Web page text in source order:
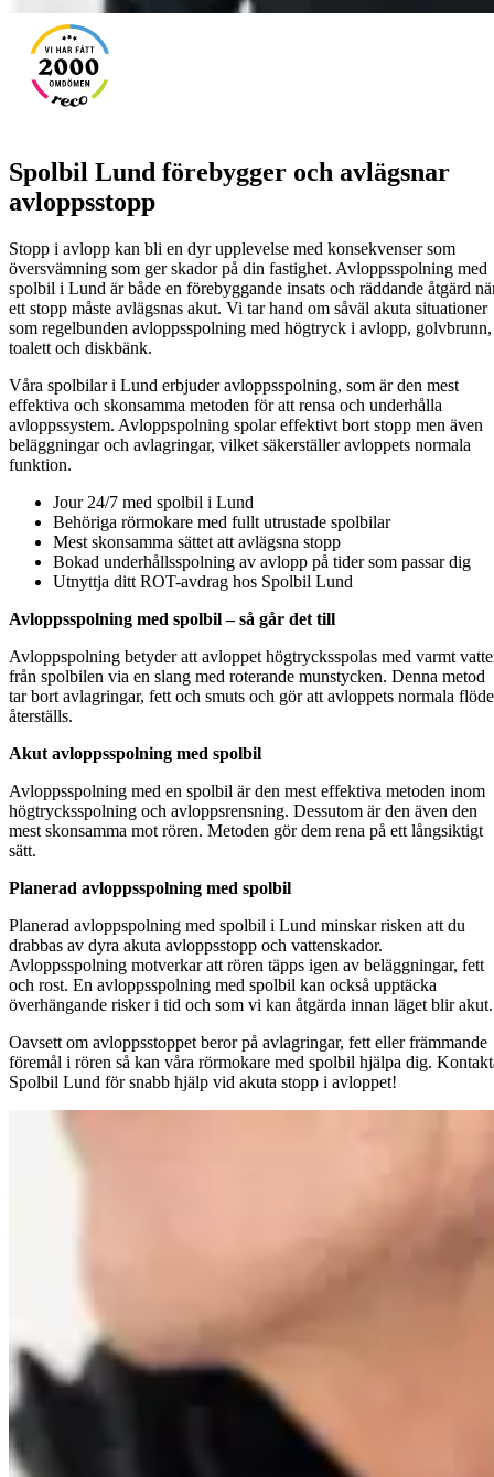
Spolbil Lund förebygger och avlägsnar
avloppsstopp
Stopp i avlopp kan bli en dyr upplevelse med konsekvenser som
översvämning som ger skador på din fastighet. Avloppsspolning med
spolbil i Lund är både en förebyggande insats och räddande åtgärd
ett stopp måste avlägsnas akut. Vi tar hand om såväl akuta situationer
som regelbunden avloppsspolning med högtryck i avlopp, golvbrunn,
toalett och diskbänk.
Våra spolbilar i Lund erbjuder avloppsspolning, som är den mest
effektiva och skonsamma metoden för att rensa och underhålla
avloppssystem. Avloppspolning spolar effektivt bort stopp men även
beläggningar och avlagringar, vilket säkerställer avloppets normala
funktion.
Jour 24/7 med spolbil i Lund
Behöriga rörmokare med fullt utrustade spolbilar
Mest skonsamma sättet att avlägsna stopp
Bokad underhållsspolning av avlopp på tider som passar dig
Utnyttja ditt ROT-avdrag hos Spolbil Lund
Avloppsspolning med spolbil – så går det till
Avloppspolning betyder att avloppet högtrycksspolas med varmt
från spolbilen via en slang med roterande munstycken. Denna metod
tar bort avlagringar, fett och smuts och gör att avloppets normala flöde
återställs.
Akut avloppsspolning med spolbil
Avloppsspolning med en spolbil är den mest effektiva metoden inom
högtrycksspolning och avloppsrensning. Dessutom är den även den
mest skonsamma mot rören. Metoden gör dem rena på ett långsiktigt
sätt.
Planerad avloppsspolning med spolbil
Planerad avloppspolning med spolbil i Lund minskar risken att du
drabbas av dyra akuta avloppsstopp och vattenskador.
Avloppsspolning motverkar att rören täpps igen av beläggningar, fett
och rost. En avloppsspolning med spolbil kan också upptäcka
överhängande risker i tid och som vi kan åtgärda innan läget blir akut.
Oavsett om avloppsstoppet beror på avlagringar, fett eller främmande
föremål i rören så kan våra rörmokare med spolbil hjälpa dig.
Spolbil Lund för snabb hjälp vid akuta stopp i avloppet!